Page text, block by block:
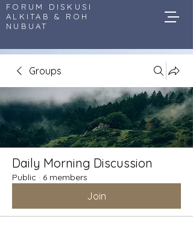
FORUM DISKUSI
ALKITAB & ROH
NUBUAT
Groups
Daily Morning Discussion
Public · 6 members
Join